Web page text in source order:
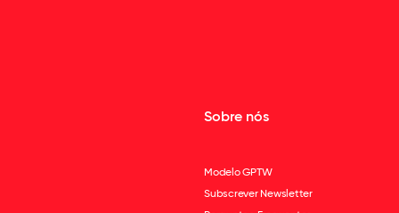
Sobre nós
Modelo GPTW
Subscrever Newsletter